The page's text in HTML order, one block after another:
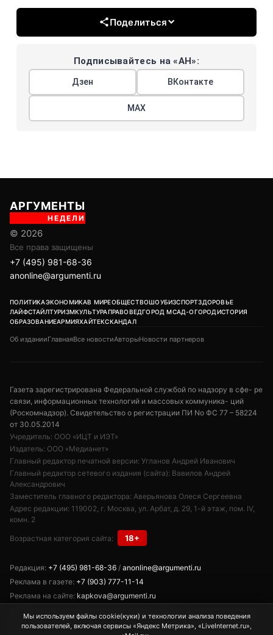
Поделиться
Подписывайтесь на «АН»:
Дзен ВКонтакте
МАХ
АРГУМЕНТЫ
НЕДЕЛИ
© 2026
Все права защищены
+7 (495) 981-68-36
anonline@argumenti.ru
ПОЛИТИКАЭКОНОМИКАВ МИРЕОБЩЕСТВОШОУБИЗСПОРТЗДОРОВЬЕ
ЛАЙФСТАЙЛТУРИЗМКУЛЬТУРАПРАВОВЕДГОРОД МСАД-ОГОРОДИСТОРИЯ
ОБРАЗОВАНИЕАРМИЯХАЙТЕКСКАНДАЛ
Об изданииГлавнаяВсе новостиАвторыНовости партнеров
Газета зарегистрирована Федеральной службой по надзору в сфе- ре
связи, информационных технологий и массовых коммуника- ций
(Роскомнадзор). Свидетельство о регистрации ПИ No ФС 77 – 58224
от 30.05.2014
Учредитель: ООО «ИЦТ и ИЭТ»
Издатель: ООО «Медианет»
Главный редактор печатной версии: Угланов Андрей Иванович
Главный редактор сетевого издания (сайта): Вавилов Андрей
Александрович
Заместитель главного редактора: Аверьянова Олеся Сергеевна
Адрес редакции: 119002, г. Москва, ул. Арбат, д. 29, 1-й этаж, пом. IV,
комн. 2
Возрастная категория сайта: 18+
Редакция: +7 (495) 981-68-36 / anonline@argumenti.ru
Реклама в газете: +7 (903) 777-11-14
Реклама на сайте: kapkova@argumenti.ru
Свободное использование текстов, фото и видеоматериалов допускается
при условии обязательной гиперссылки на www.argumenti.ru.
Мы используем файлы cookie(куки) и технологии анализа поведения
пользователей, включая сервисы «Яндекс Метрика», «LiveInternet.ru»,